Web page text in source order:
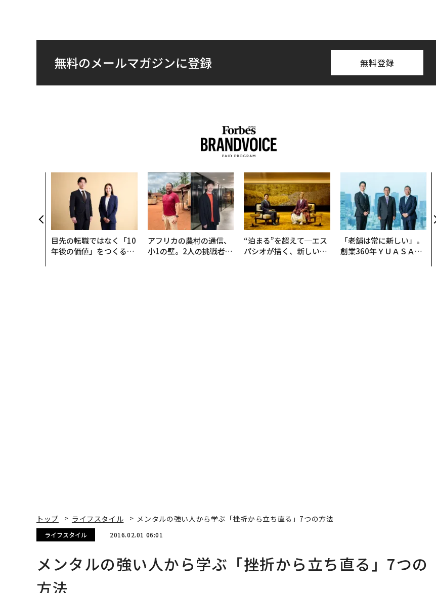
無料のメールマガジンに登録 無料登録
目先の転職ではなく「10
年後の価値」をつくる─
アフリカの農村の通信、
小1の壁。2人の挑戦者が
“泊まる”を超えて─エス
パシオが描く、新しい日
「老舗は常に新しい」。
創業360年ＹＵＡＳＡと